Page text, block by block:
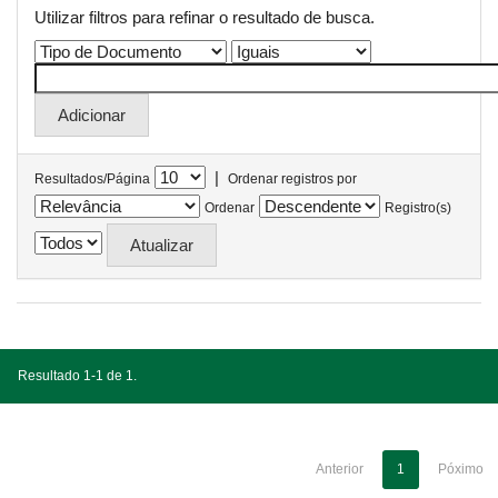
Utilizar filtros para refinar o resultado de busca.
Resultados/Página |
Ordenar registros por
Ordenar
Registro(s)
Resultado 1-1 de 1.
Anterior 1 Póximo